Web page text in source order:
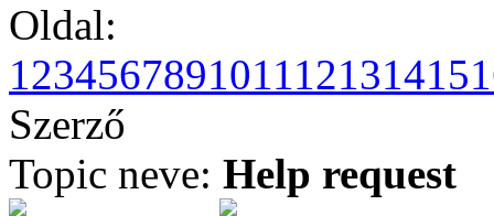
Oldal:
123456789101112131415
Szerző
Topic neve: Help request